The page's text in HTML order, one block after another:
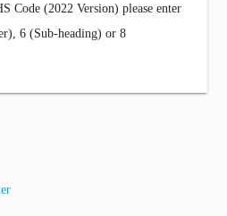
Code (2022 Version) please enter
6 (Sub-heading) or 8